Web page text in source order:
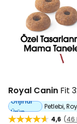
Royal Canin Fit
Orijinal
Ürün
Petlebi,
4,6
46